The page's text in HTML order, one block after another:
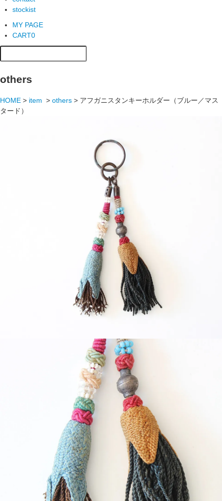
stockist
MY PAGE
CART0
others
HOME > item > others > アフガニスタンキーホルダー（ブルー／マス
タード）